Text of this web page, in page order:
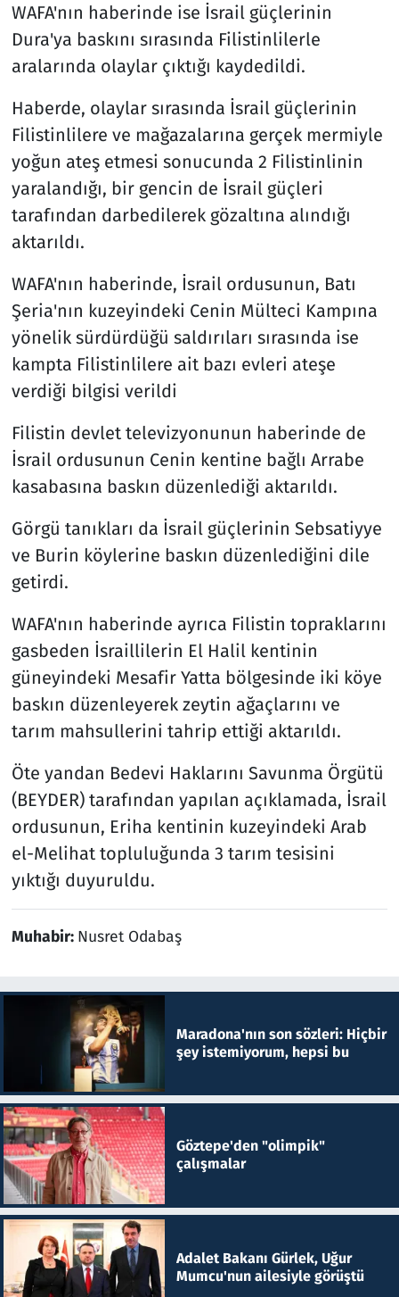
WAFA'nın haberinde ise İsrail güçlerinin
Dura'ya baskını sırasında Filistinlilerle
aralarında olaylar çıktığı kaydedildi.
Haberde, olaylar sırasında İsrail güçlerinin
Filistinlilere ve mağazalarına gerçek mermiyle
yoğun ateş etmesi sonucunda 2 Filistinlinin
yaralandığı, bir gencin de İsrail güçleri
tarafından darbedilerek gözaltına alındığı
aktarıldı.
WAFA'nın haberinde, İsrail ordusunun, Batı
Şeria'nın kuzeyindeki Cenin Mülteci Kampına
yönelik sürdürdüğü saldırıları sırasında ise
kampta Filistinlilere ait bazı evleri ateşe
verdiği bilgisi verildi
Filistin devlet televizyonunun haberinde de
İsrail ordusunun Cenin kentine bağlı Arrabe
kasabasına baskın düzenlediği aktarıldı.
Görgü tanıkları da İsrail güçlerinin Sebsatiyye
ve Burin köylerine baskın düzenlediğini dile
getirdi.
WAFA'nın haberinde ayrıca Filistin topraklarını
gasbeden İsraillilerin El Halil kentinin
güneyindeki Mesafir Yatta bölgesinde iki köye
baskın düzenleyerek zeytin ağaçlarını ve
tarım mahsullerini tahrip ettiği aktarıldı.
Öte yandan Bedevi Haklarını Savunma Örgütü
(BEYDER) tarafından yapılan açıklamada, İsrail
ordusunun, Eriha kentinin kuzeyindeki Arab
el-Melihat topluluğunda 3 tarım tesisini
yıktığı duyuruldu.
Muhabir: Nusret Odabaş
Maradona'nın son sözleri: Hiçbir
şey istemiyorum, hepsi bu
Göztepe'den "olimpik"
çalışmalar
Adalet Bakanı Gürlek, Uğur
Mumcu'nun ailesiyle görüştü